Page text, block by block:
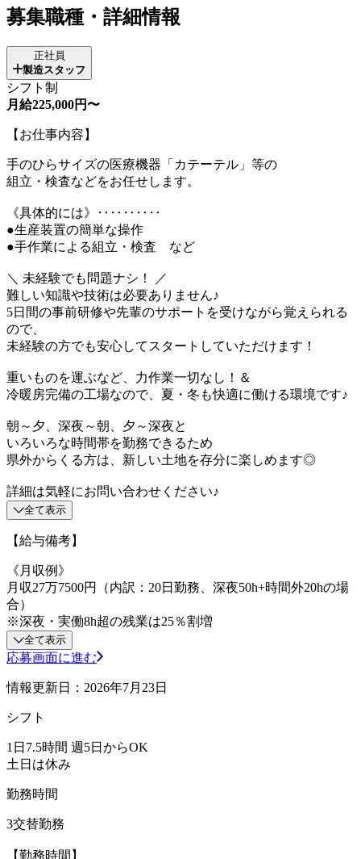
募集職種・詳細情報
正社員
製造スタッフ
シフト制
月給225,000円〜
【お仕事内容】
手のひらサイズの医療機器「カテーテル」等の
組立・検査などをお任せします。
《具体的には》‥‥‥‥‥
●生産装置の簡単な操作
●手作業による組立・検査 など
＼ 未経験でも問題ナシ！ ／
難しい知識や技術は必要ありません♪
5日間の事前研修や先輩のサポートを受けながら覚えられる
ので、
未経験の方でも安心してスタートしていただけます！
重いものを運ぶなど、力作業一切なし！＆
冷暖房完備の工場なので、夏・冬も快適に働ける環境です♪
朝～夕、深夜～朝、夕～深夜と
いろいろな時間帯を勤務できるため
県外からくる方は、新しい土地を存分に楽しめます◎
詳細は気軽にお問い合わせください♪
全て表示
【給与備考】
《月収例》
月収27万7500円（内訳：20日勤務、深夜50h+時間外20hの場
合）
※深夜・実働8h超の残業は25％割増
全て表示
応募画面に進む
情報更新日：2026年7月23日
シフト
1日7.5時間 週5日からOK
土日は休み
勤務時間
3交替勤務
【勤務時間】